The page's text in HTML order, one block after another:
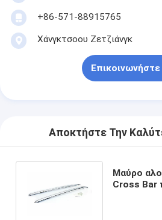
+86-571-88915765
Χάνγκτσοου Ζετζιάνγκ
Επικοινωνήστε
Αποκτήστε Την
Μαύρο
Cross Bar